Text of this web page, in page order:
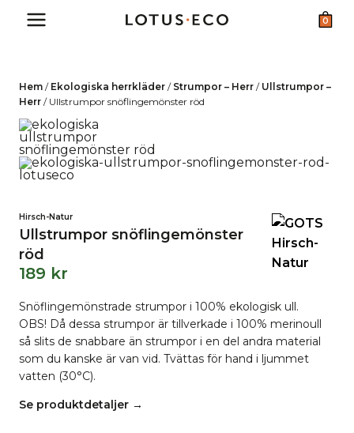
0
Hem / Ekologiska herrkläder / Strumpor – Herr / Ullstrumpor –
Herr / Ullstrumpor snöflingemönster röd
Hirsch-Natur
Ullstrumpor snöflingemönster
röd
189 kr
Snöflingemönstrade strumpor i 100% ekologisk ull.
OBS! Då dessa strumpor är tillverkade i 100% merinoull
så slits de snabbare än strumpor i en del andra material
som du kanske är van vid. Tvättas för hand i ljummet
vatten (30°C).
Se produktdetaljer →